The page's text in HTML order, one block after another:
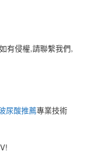
有侵權,請聯繫我們,
尿酸推薦專業技術